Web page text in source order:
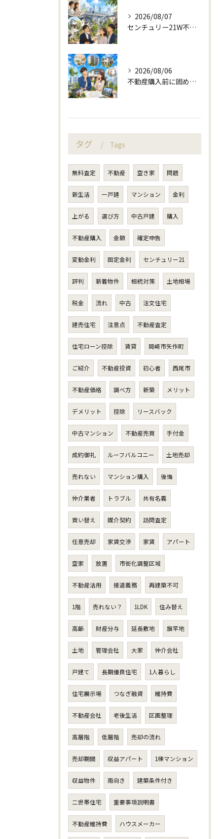
2026/08/07
センチュリー21W不動産販売の駅近相談と地域目線
2026/08/06
不動産購入前に固める資金計画と住み替え判断
タグ Tags
無料査定 不動産 空き家 問題
新生活 一戸建 マンション 金利
上がる 選び方 中古戸建 購入
不動産購入 金額 確定申告
変動金利 固定金利 センチュリー21
評判 新着物件 相続対策 土地相場
税金 流れ 中古 注文住宅
建売住宅 注意点 不動産査定
住宅ローン控除 賃貸 岡崎市矢作町
ご紹介 不動産投資 初心者 西尾市
不動産価格 調べ方 新築 メリット
デメリット 控除 リースバック
中古マンション 不動産売買 手付金
成約御礼 ルーフバルコニー 土地売却
売れない マンション購入 後悔
仲介業者 トラブル 共有名義
買い替え 媒介契約 訪問査定
任意売却 家賃交渉 家賃 アパート
空家 放置 市街化調整区域
不動産活用 接道義務 再建築不可
1階 売れない？ 1LDK 住み替え
高齢 財産分与 延長敷地 旗竿地
土地 管理会社 大家 仲介会社
戸建て 長期優良住宅 1人暮らし
住宅展示場 つなぎ融資 維持費
不動産会社 老後生活 区画整理
高層階 低層階 売却の流れ
売却期間 収益アパート 1棟マンション
収益物件 南向き 建築条件付き
二世帯住宅 重要事項説明書
不動産維持費 ハウスメーカー